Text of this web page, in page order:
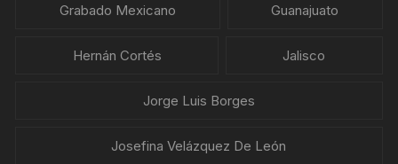
Grabado Mexicano Guanajuato
Hernán Cortés Jalisco
Jorge Luis Borges
Josefina Velázquez De León